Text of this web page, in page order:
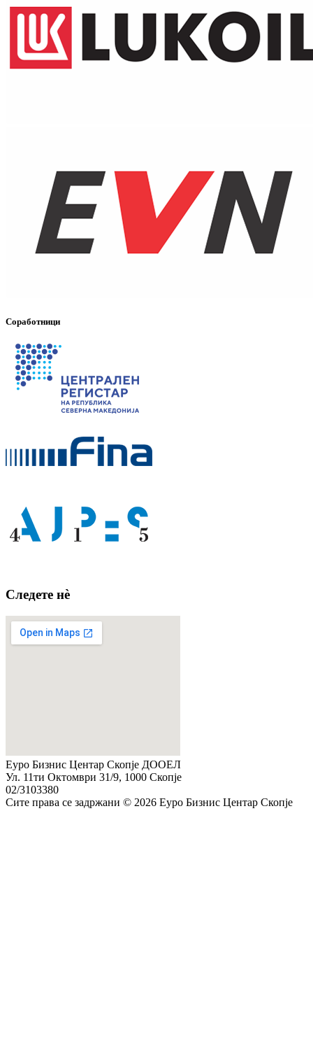
Соработници
Следете нè
Еуро Бизнис Центар Скопје ДООЕЛ
Ул. 11ти Октомври 31/9, 1000 Скопје
02/3103380
Сите права се задржани © 2026 Еуро Бизнис Центар Скопје